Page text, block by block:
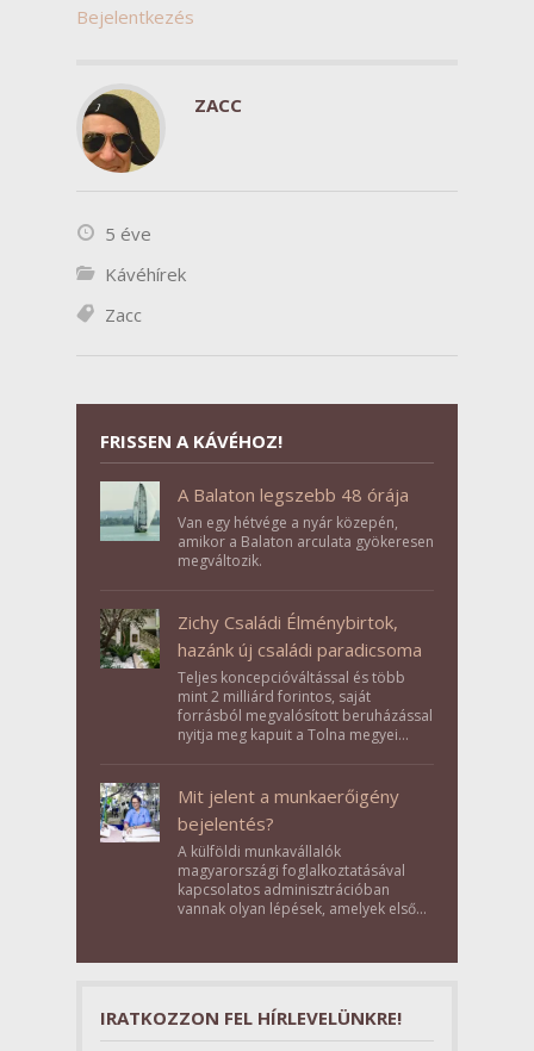
Bejelentkezés
ZACC
5 éve
Kávéhírek
Zacc
FRISSEN A KÁVÉHOZ!
A Balaton legszebb 48 órája
Van egy hétvége a nyár közepén,
amikor a Balaton arculata gyökeresen
megváltozik.
Zichy Családi Élménybirtok,
hazánk új családi paradicsoma
Teljes koncepcióváltással és több
mint 2 milliárd forintos, saját
forrásból megvalósított beruházással
nyitja meg kapuit a Tolna megyei
Mit jelent a munkaerőigény
bejelentés?
A külföldi munkavállalók
magyarországi foglalkoztatásával
kapcsolatos adminisztrációban
vannak olyan lépések, amelyek első
szerepet töltenek be az egész
IRATKOZZON FEL HÍRLEVELÜNKRE!